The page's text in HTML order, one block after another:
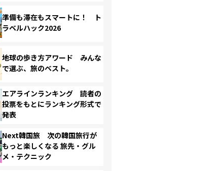
準備も滞在もスマートに！ ト
ラベルハック2026
地球の歩き方アワード みんな
で選ぶ、旅のベスト。
エアラインランキング 読者の
投票をもとにランキング形式で
発表
Next韓国旅 次の韓国旅行が
もっと楽しくなる 旅先・グル
メ・テクニック